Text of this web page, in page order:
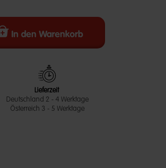
In den Warenkorb
Lieferzeit
Deutschland 2 - 4 Werktage
Österreich 3 - 5 Werktage